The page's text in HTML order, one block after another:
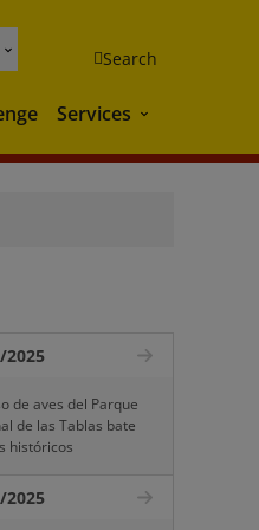
Search
Services Services
2025
de aves del Parque
de las Tablas bate
históricos
2025